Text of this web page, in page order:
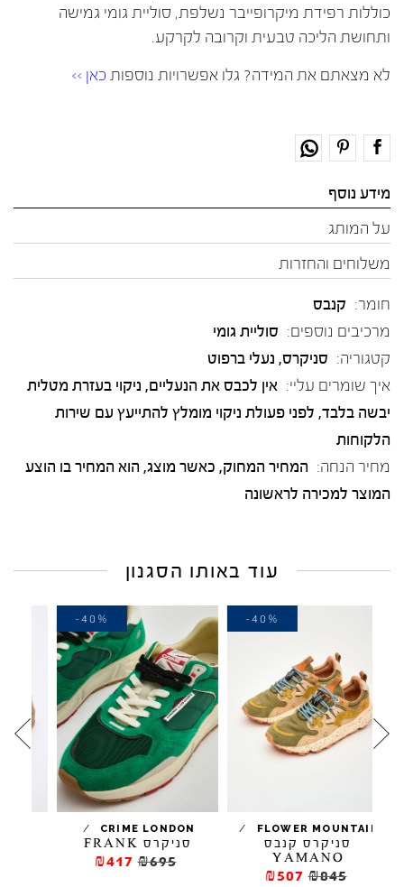
כוללות רפידת מיקרופייבר נשלפת, סוליית גומי גמישה
ותחושת הליכה טבעית וקרובה לקרקע.
לא מצאתם את המידה? גלו אפשרויות נוספות כאן >>
מידע נוסף
על המותג
משלוחים והחזרות
חומר: קנבס
מרכיבים נוספים: סוליית גומי
קטגוריה: סניקרס, נעלי ברפוט
איך שומרים עליי: אין לכבס את הנעליים, ניקוי בעזרת מטלית
יבשה בלבד, לפני פעולת ניקוי מומלץ להתייעץ עם שירות
הלקוחות
מחיר הנחה: המחיר המחוק, כאשר מוצג, הוא המחיר בו הוצע
המוצר למכירה לראשונה
עוד באותו הסגנון
/
CRIME LONDON
סניקרס FRANK
₪695
-40%
EL NATURALISTA
סניקרס זמש GEO
₪595
₪416.5